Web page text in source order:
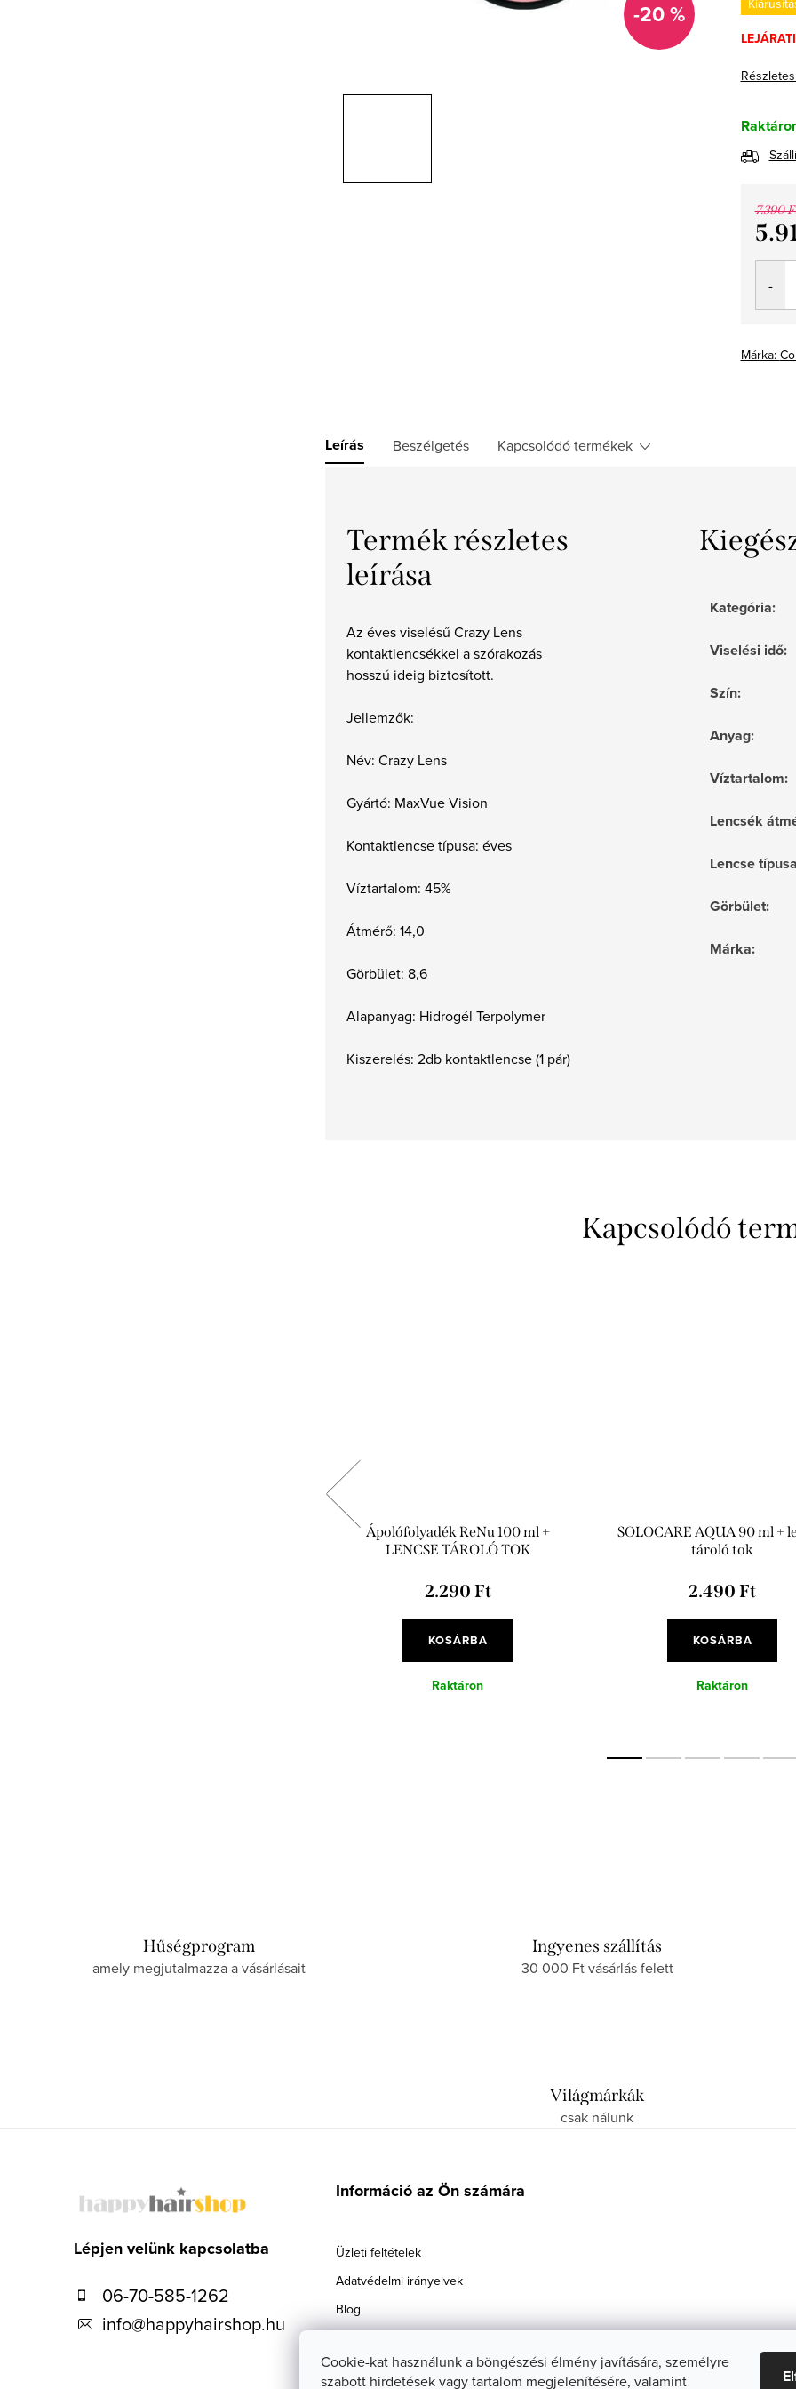
Cookie-kat használunk a böngészési élmény javítására, személyre
szabott hirdetések vagy tartalom megjelenítésére, valamint
-20 %
7.390
Márka:
Leírás Beszélgetés Kapcsolódó termékek
Termék részletes
leírása
Az éves viselésű Crazy Lens
kontaktlencsékkel a szórakozás
hosszú ideig biztosított.
Jellemzők:
Név: Crazy Lens
Gyártó: MaxVue Vision
Kontaktlencse típusa: éves
Víztartalom: 45%
Átmérő: 14,0
Görbület: 8,6
Alapanyag: Hidrogél Terpolymer
Kiszerelés: 2db kontaktlencse (1 pár)
Kategória:
Viselési idő:
Szín:
Anyag:
Víztartalom:
Lencsék
Lencse típusa
Görbület:
Márka:
Kapcsolódó
Ápolófolyadék ReNu 100 ml +
LENCSE TÁROLÓ TOK
2.290 Ft
KOSÁRBA
Raktáron
SOLOCARE AQUA 90 ml +
tároló tok
2.490 Ft
KOSÁRBA
Raktáron
Hűségprogram
amely megjutalmazza a vásárlásait
Ingyenes szállítás
30 000 Ft vásárlás felett
Világmárkák
csak nálunk
Lépjen velünk kapcsolatba
06-70-585-1262
info@happyhairshop.hu
Információ az Ön számára
Üzleti feltételek
Adatvédelmi irányelvek
Blog
Kapcsolat